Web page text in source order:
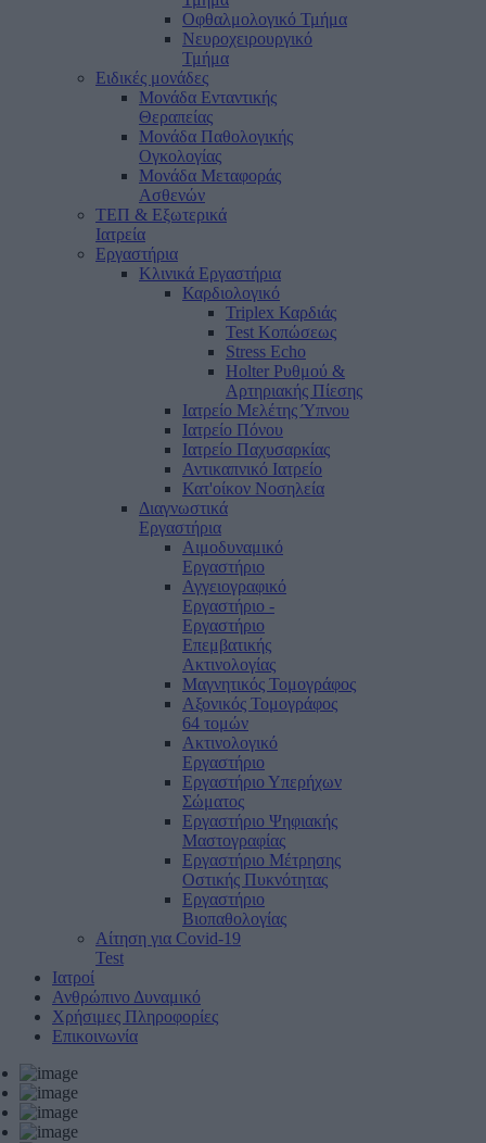
Οφθαλμολογικό Τμήμα
Νευροχειρουργικό
Τμήμα
Ειδικές μονάδες
Μονάδα Ενταντικής
Θεραπείας
Μονάδα Παθολογικής
Ογκολογίας
Μονάδα Μεταφοράς
Ασθενών
ΤΕΠ & Εξωτερικά
Ιατρεία
Εργαστήρια
Κλινικά Εργαστήρια
Καρδιολογικό
Triplex Καρδιάς
Test Κοπώσεως
Stress Echo
Holter Ρυθμού &
Αρτηριακής Πίεσης
Ιατρείο Μελέτης Ύπνου
Ιατρείο Πόνου
Ιατρείο Παχυσαρκίας
Αντικαπνικό Ιατρείο
Κατ'οίκον Νοσηλεία
Διαγνωστικά
Εργαστήρια
Αιμοδυναμικό
Εργαστήριο
Αγγειογραφικό
Εργαστήριο -
Εργαστήριο
Επεμβατικής
Ακτινολογίας
Μαγνητικός Τομογράφος
Αξονικός Τομογράφος
64 τομών
Ακτινολογικό
Εργαστήριο
Εργαστήριο Υπερήχων
Σώματος
Εργαστήριο Ψηφιακής
Μαστογραφίας
Εργαστήριο Μέτρησης
Οστικής Πυκνότητας
Εργαστήριο
Βιοπαθολογίας
Αίτηση για Covid-19
Test
Ιατροί
Ανθρώπινο Δυναμικό
Χρήσιμες Πληροφορίες
Επικοινωνία